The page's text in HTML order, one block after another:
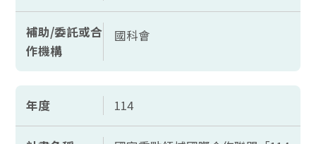
補助/委託或合
作機構
國科會
年度 114